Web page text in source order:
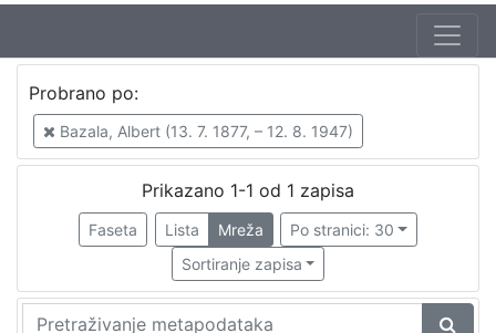
Probrano po:
Bazala, Albert (13. 7. 1877, – 12. 8. 1947)
Prikazano 1-1 od 1 zapisa
Faseta Lista Mreža
Po stranici: 30
Sortiranje zapisa